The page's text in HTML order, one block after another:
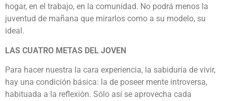
hogar, en el trabajo, en la comunidad. No podrá menos la
juventud de mañana que mirarlos como a su modelo, su
ideal.
LAS CUATRO METAS DEL JOVEN
Para hacer nuestra la cara experiencia, la sabiduría de vivir,
hay una condición básica: la de poseer mente introversa,
habituada a la reflexión. Sólo así se aprovecha cada